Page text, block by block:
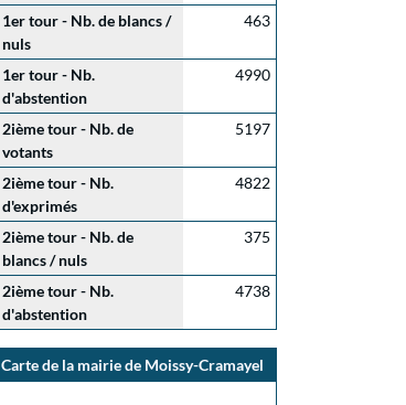
1er tour - Nb. de blancs /
nuls
463
1er tour - Nb.
d'abstention
4990
2ième tour - Nb. de
votants
5197
2ième tour - Nb.
d'exprimés
4822
2ième tour - Nb. de
blancs / nuls
375
2ième tour - Nb.
d'abstention
4738
Carte de la mairie de Moissy-Cramayel